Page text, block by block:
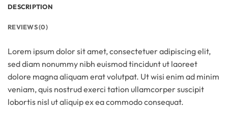
DESCRIPTION
REVIEWS (0)
Lorem ipsum dolor sit amet, consectetuer adipiscing elit,
sed diam nonummy nibh euismod tincidunt ut laoreet
dolore magna aliquam erat volutpat. Ut wisi enim ad minim
veniam, quis nostrud exerci tation ullamcorper suscipit
lobortis nisl ut aliquip ex ea commodo consequat.